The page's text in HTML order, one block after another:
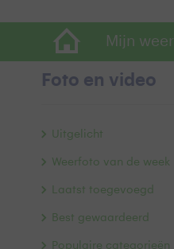
Mijn weer
Foto en video
Uitgelicht
Weerfoto van de week
Laatst toegevoegd
Best gewaardeerd
Populaire categorieën